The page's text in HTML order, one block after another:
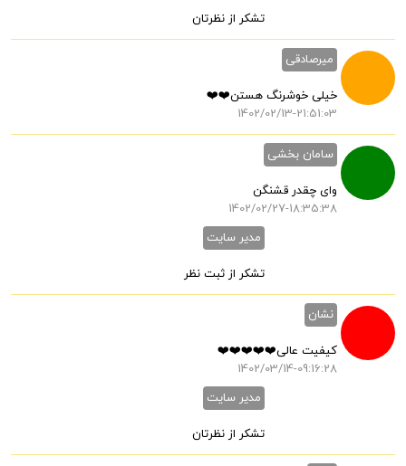
تشکر از نظرتان
میرصادقی
خیلی خوشرنگ هستن❤️❤️
1402/02/13-21:51:03
سامان بخشی
وای چقدر قشنگن
1402/02/27-18:35:38
مدیر سایت
تشکر از ثبت نظر
نشان
کیفیت عالی❤️❤️❤️❤️❤️
1402/03/14-09:16:28
مدیر سایت
تشکر از نظرتان